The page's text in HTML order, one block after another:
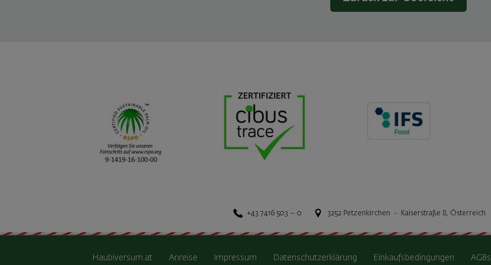
+43 7416 503 – 0 3252 Petzenkirchen - Kaiserstraße 8, Österreich
Haubiversum.at Anreise Impressum Datenschutzerklärung Einkaufsbedingungen AGBs